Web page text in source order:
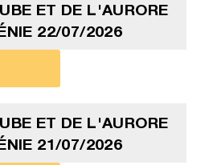
ET DE L'AURORE
22/07/2026
ET DE L'AURORE
21/07/2026